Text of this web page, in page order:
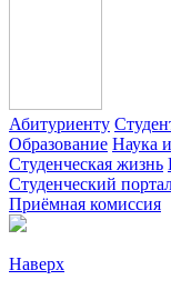
Абитуриенту
Образование Наука
Студенческая жизнь
Студенческий
Приёмная комиссия
Наверх